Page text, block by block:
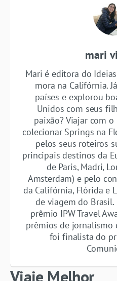
mari
Mari é editora do
mora na Califórnia.
países e explorou
Unidos com seus
paixão? Viajar com
colecionar Springs na
pelos seus roteiros
principais destinos da
de Paris, Madri,
Amsterdam) e pelo
da Califórnia, Flórida e
de viagem do
prêmio IPW Travel
prêmios de jornalismo
foi finalista do
Viaje Melhor